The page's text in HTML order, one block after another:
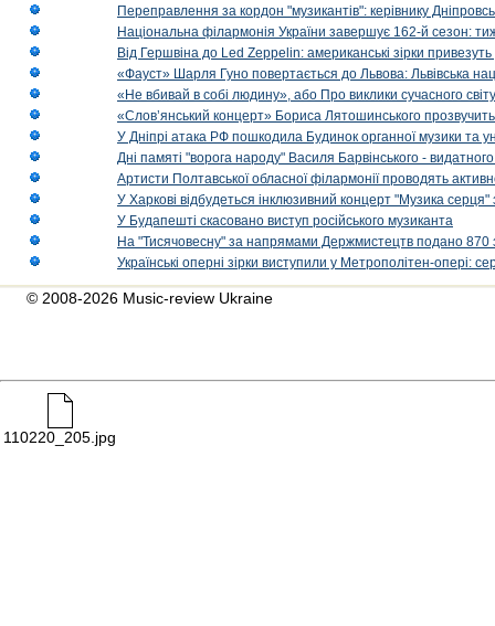
Переправлення за кордон "музикантів": керівнику
Національна філармонія України завершує 162-й сезон:
Від Гершвіна до Led Zeppelin: американські зірки
«Фауст» Шарля Гуно повертається до Львова: Львівська
«Не вбивай в собі людину», або Про виклики сучасного світу
«Слов’янський концерт» Бориса Лятошинського
У Дніпрі атака РФ пошкодила Будинок органної музики та
Дні памяті "ворога народу" Василя Барвінського -
Артисти Полтавської обласної філармонії проводять
У Харкові відбудеться інклюзивний концерт "Музика
У Будапешті скасовано виступ російського музиканта
На "Тисячовесну" за напрямами Держмистецтв подано 870
Українські оперні зірки виступили у Метрополітен-опері:
© 2008-2026 Music-review Ukraine
110220_205.jpg